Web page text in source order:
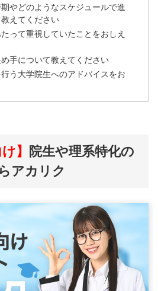
やどのようなスケジュールで進
えてください
って重視していたことをおしえ
手について教えてください
う大学院生へのアドバイスをお
】
院生や理系特化の
アカリク